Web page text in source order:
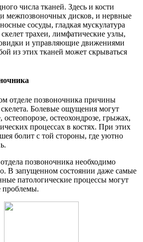
числа тканей. Здесь и кости
межпозвоночных дисков, и нервные
сосуды, гладкая мускулатура
трахеи, лимфатические узлы,
и управляющие движениями
из этих тканей может скрываться
отделе позвоночника причины
Болевые ощущения могут
остеопорозе, остеохондрозе, грыжах,
процессах в костях. При этих
болит с той стороны, где уютно
позвоночника необходимо
В запущенном состоянии даже самые
патологические процессы могут
проблемы.